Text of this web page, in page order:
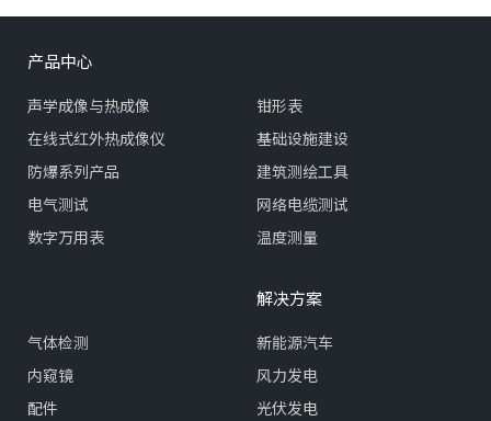
产品中心
声学成像与热成像
在线式红外热成像仪
防爆系列产品
电气测试
数字万用表
钳形表
基础设施建设
建筑测绘工具
网络电缆测试
温度测量
气体检测
内窥镜
配件
解决方案
新能源汽车
风力发电
光伏发电